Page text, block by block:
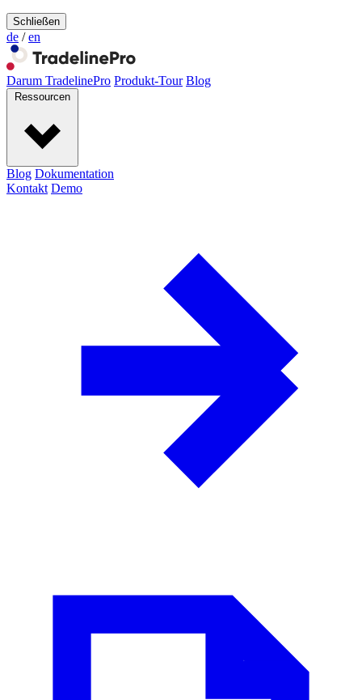
Schließen
de / en
Darum TradelinePro Produkt-Tour Blog
Ressourcen
Blog Dokumentation
Kontakt Demo